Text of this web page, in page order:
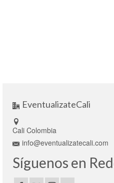
EventualizateCali
Cali Colombia
info@eventualizatecali.com
Síguenos en